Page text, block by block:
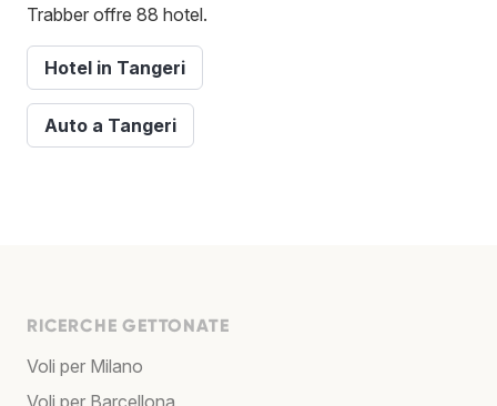
Trabber offre 88 hotel.
Hotel in Tangeri
Auto a Tangeri
RICERCHE GETTONATE
Voli per Milano
Voli per Barcellona